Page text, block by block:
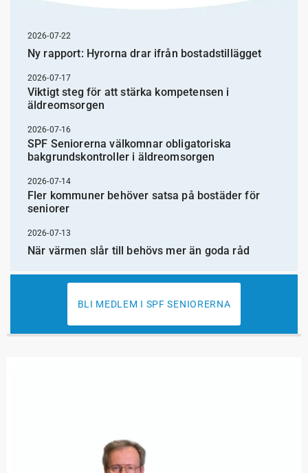
2026-07-22
Ny rapport: Hyrorna drar ifrån bostadstillägget
2026-07-17
Viktigt steg för att stärka kompetensen i
äldreomsorgen
2026-07-16
SPF Seniorerna välkomnar obligatoriska
bakgrundskontroller i äldreomsorgen
2026-07-14
Fler kommuner behöver satsa på bostäder för
seniorer
2026-07-13
När värmen slår till behövs mer än goda råd
BLI MEDLEM I SPF SENIORERNA